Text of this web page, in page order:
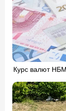
Курс валют